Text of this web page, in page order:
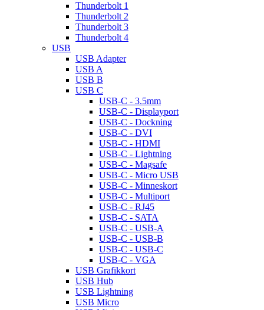
Thunderbolt 1
Thunderbolt 2
Thunderbolt 3
Thunderbolt 4
USB
USB Adapter
USB A
USB B
USB C
USB-C - 3.5mm
USB-C - Displayport
USB-C - Dockning
USB-C - DVI
USB-C - HDMI
USB-C - Lightning
USB-C - Magsafe
USB-C - Micro USB
USB-C - Minneskort
USB-C - Multiport
USB-C - RJ45
USB-C - SATA
USB-C - USB-A
USB-C - USB-B
USB-C - USB-C
USB-C - VGA
USB Grafikkort
USB Hub
USB Lightning
USB Micro